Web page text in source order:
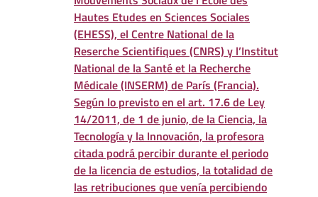
Hautes Etudes en Sciences Sociales
(EHESS), el Centre National de la
Reserche Scientifiques (CNRS) y l’Institut
National de la Santé et la Recherche
Médicale (INSERM) de París (Francia).
Según lo previsto en el art. 17.6 de Ley
14/2011, de 1 de junio, de la Ciencia, la
Tecnología y la Innovación, la profesora
citada podrá percibir durante el periodo
de la licencia de estudios, la totalidad de
las retribuciones que venía percibiendo